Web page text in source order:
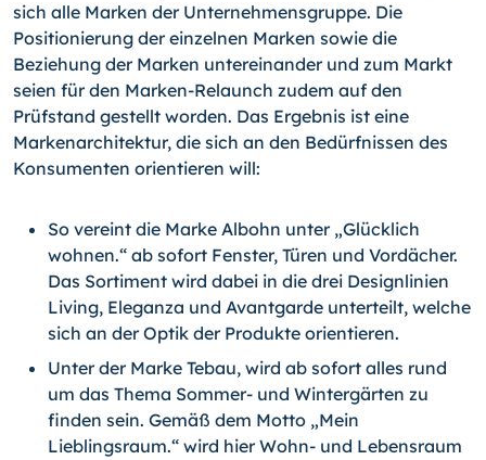
sich alle Marken der Unternehmensgruppe. Die
Positionierung der einzelnen Marken sowie die
Beziehung der Marken untereinander und zum Markt
seien für den Marken-Relaunch zudem auf den
Prüfstand gestellt worden. Das Ergebnis ist eine
Markenarchitektur, die sich an den Bedürfnissen des
Konsumenten orientieren will:
So vereint die Marke Albohn unter „Glücklich
wohnen.“ ab sofort Fenster, Türen und Vordächer.
Das Sortiment wird dabei in die drei Designlinien
Living, Eleganza und Avantgarde unterteilt, welche
sich an der Optik der Produkte orientieren.
Unter der Marke Tebau, wird ab sofort alles rund
um das Thema Sommer- und Wintergärten zu
finden sein. Gemäß dem Motto „Mein
Lieblingsraum.“ wird hier Wohn- und Lebensraum